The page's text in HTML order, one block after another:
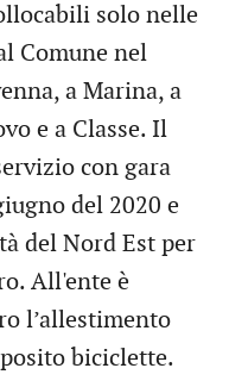
solo nelle
Comune nel
a Marina, a
e a Classe. Il
con gara
del 2020 e
del Nord Est per
All'ente è
l’allestimento
biciclette.